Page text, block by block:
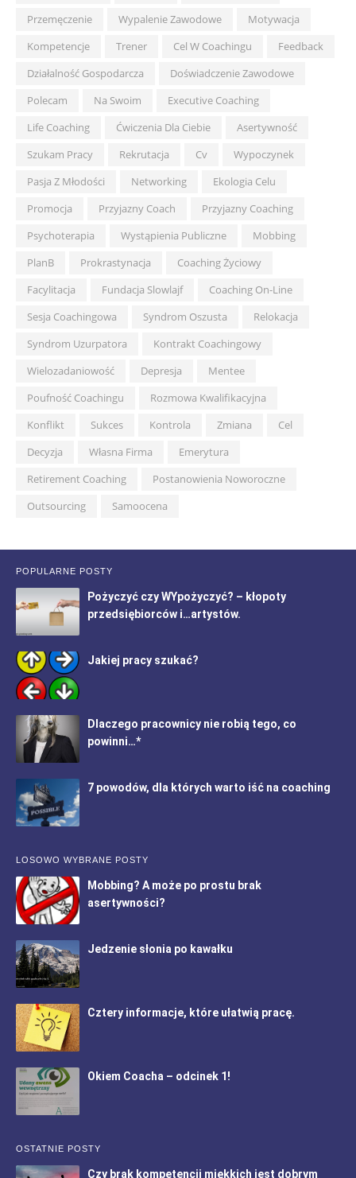
Przemęczenie
Wypalenie Zawodowe
Motywacja
Kompetencje
Trener Cel W Coachingu
Feedback
Działalność Gospodarcza
Doświadczenie Zawodowe
Polecam
Na Swoim
Executive Coaching
Life Coaching
Ćwiczenia Dla Ciebie
Asertywność
Szukam Pracy
Rekrutacja Cv
Wypoczynek
Pasja Z Młodości
Networking
Ekologia Celu
Promocja
Przyjazny Coach
Przyjazny Coaching
Psychoterapia
Wystąpienia Publiczne
Mobbing
PlanB
Prokrastynacja
Coaching Życiowy
Facylitacja
Fundacja Slowlajf
Coaching On-Line
Sesja Coachingowa
Syndrom Oszusta
Relokacja
Syndrom Uzurpatora
Kontrakt Coachingowy
Wielozadaniowość
Depresja
Mentee
Poufność Coachingu
Rozmowa Kwalifikacyjna
Konflikt
Sukces Kontrola Zmiana
Cel
Decyzja
Własna Firma
Emerytura
Retirement Coaching
Postanowienia Noworoczne
Outsourcing
Samoocena
POPULARNE POSTY
Pożyczyć czy WYpożyczyć? – kłopoty
przedsiębiorców i…artystów.
Jakiej pracy szukać?
Dlaczego pracownicy nie robią tego, co
powinni…*
7 powodów, dla których warto iść na coaching
LOSOWO WYBRANE POSTY
Mobbing? A może po prostu brak
asertywności?
Jedzenie słonia po kawałku
Cztery informacje, które ułatwią pracę.
Okiem Coacha – odcinek 1!
OSTATNIE POSTY
Czy brak kompetencji miękkich jest dobrym